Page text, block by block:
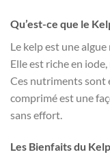
Qu’est-ce que le
Le kelp est une
Elle est riche en
Ces nutriments sont
comprimé est une
sans effort.
Les Bienfaits du